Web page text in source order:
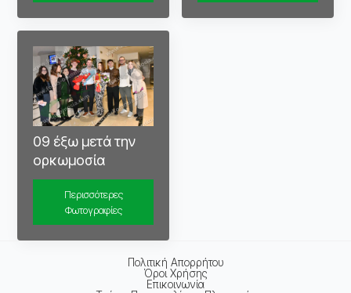
09 έξω μετά την
ορκωμοσία
Περισσότερες
Φωτογραφίες
Πολιτική Απορρήτου
Όροι Χρήσης
Επικοινωνία